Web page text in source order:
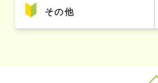
その他